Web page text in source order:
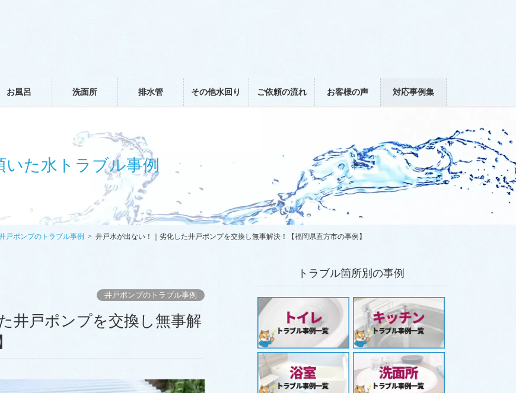
お風呂 洗面所 排水管 その他水回り ご依頼の流れ お客様の声 対応事例集
た水トラブル事例
戸ポンプのトラブル事例 井戸水が出ない！｜劣化した井戸ポンプを交換し無事解決！【福岡県直方市の事例】
井戸ポンプのトラブル事例
トラブル箇所別の事例